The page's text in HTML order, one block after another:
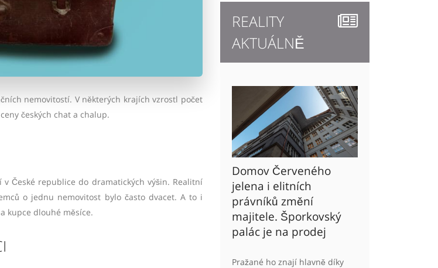
nemovitostí. V některých krajích vzrostl počet
českých chat a chalup.
České republice do dramatických výšin. Realitní
o jednu nemovitost bylo často dvacet. A to i
kupce dlouhé měsíce.
REALITY
AKTUÁLNĚ
Domov Červeného
jelena i elitních
právníků změní
majitele. Šporkovský
palác je na prodej
Pražané ho znají hlavně díky